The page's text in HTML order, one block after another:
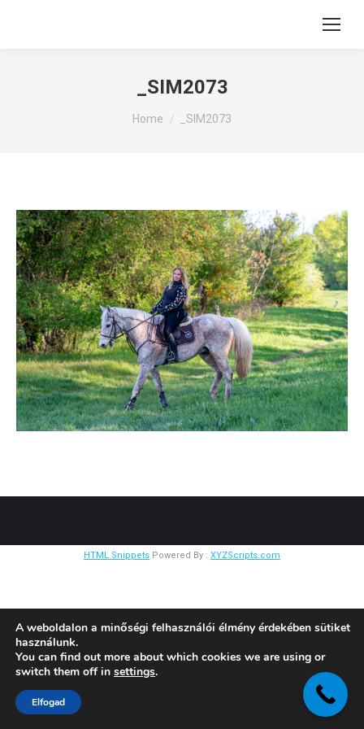
_SIM2073
You are here:
Home _SIM2073
HTML Snippets Powered By : XYZScripts.com
A weboldalon a minőségi felhasználói élmény érdekében sütiket
használunk.
You can find out more about which cookies we are using or
switch them off in settings.
Elfogad